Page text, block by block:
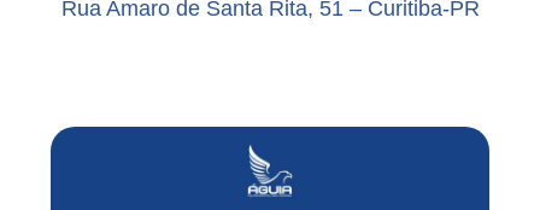
Rua Amaro de Santa Rita, 51 – Curitiba-PR